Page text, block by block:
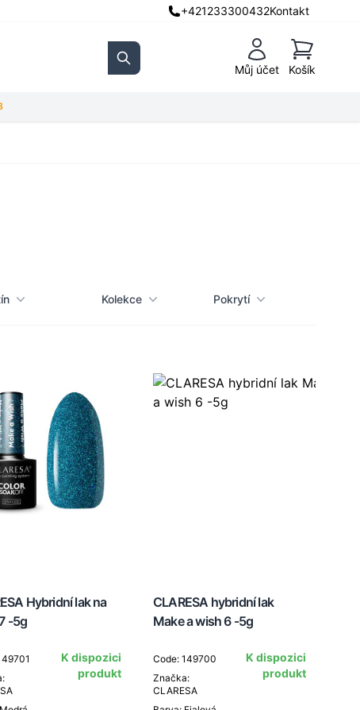
+421233300432Kontakt
Search Můj účet
Košík
Košík
Kolekce Pokrytí
Hybridní lak na
-5g
K dispozici
produkt
CLARESA hybridní lak
Make a wish 6 -5g
Code: 149700
Značka:
CLARESA
K dispozici
produkt